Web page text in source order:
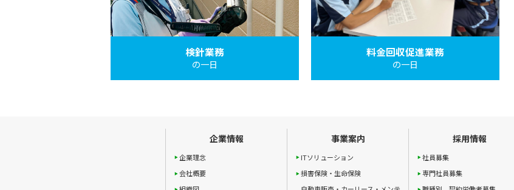
検針業務
の一日
料金回収促進業務
の一日
企業情報
企業理念
会社概要
事業案内
ITソリューション
損害保険・生命保険
採用情報
社員募集
専門社員募集